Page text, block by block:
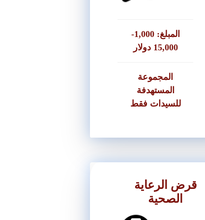
المبلغ: 1,000-
15,000 دولار
المجموعة
المستهدفة
للسيدات فقط
قرض الرعاية
الصحية